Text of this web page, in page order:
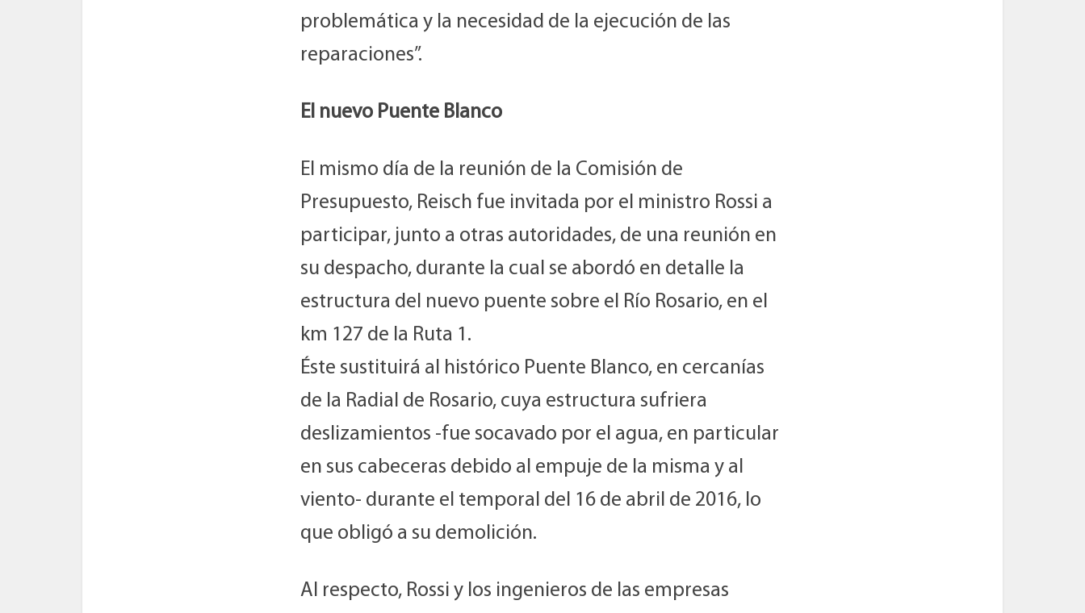
problemática y la necesidad de la ejecución de las
reparaciones”.
El nuevo Puente Blanco
El mismo día de la reunión de la Comisión de
Presupuesto, Reisch fue invitada por el ministro Rossi a
participar, junto a otras autoridades, de una reunión en
su despacho, durante la cual se abordó en detalle la
estructura del nuevo puente sobre el Río Rosario, en el
km 127 de la Ruta 1.
Éste sustituirá al histórico Puente Blanco, en cercanías
de la Radial de Rosario, cuya estructura sufriera
deslizamientos -fue socavado por el agua, en particular
en sus cabeceras debido al empuje de la misma y al
viento- durante el temporal del 16 de abril de 2016, lo
que obligó a su demolición.
Al respecto, Rossi y los ingenieros de las empresas